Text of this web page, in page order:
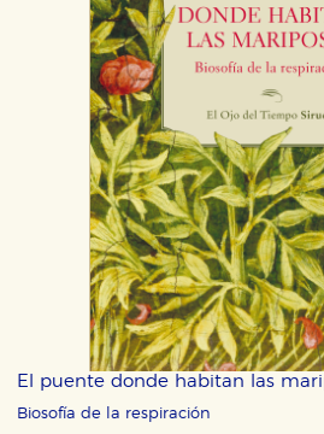
El puente donde habitan las
Biosofía de la respiración